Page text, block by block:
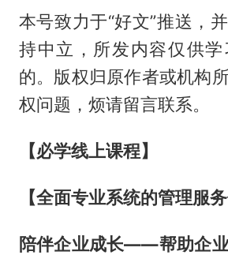
本号致力于“好文”推送，
持中立，所发内容仅供学
的。版权归原作者或机构
权问题，烦请留言联系。
【必学线上课程】
【全面专业系统的管理服务
陪伴企业成长——帮助企